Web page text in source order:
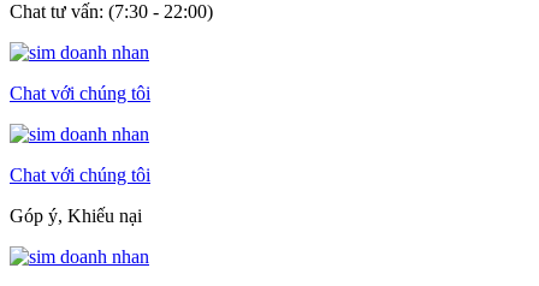
Chat tư vấn: (7:30 - 22:00)
Chat với chúng tôi
Chat với chúng tôi
Góp ý, Khiếu nại